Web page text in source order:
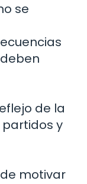
se
de la
y
motivar